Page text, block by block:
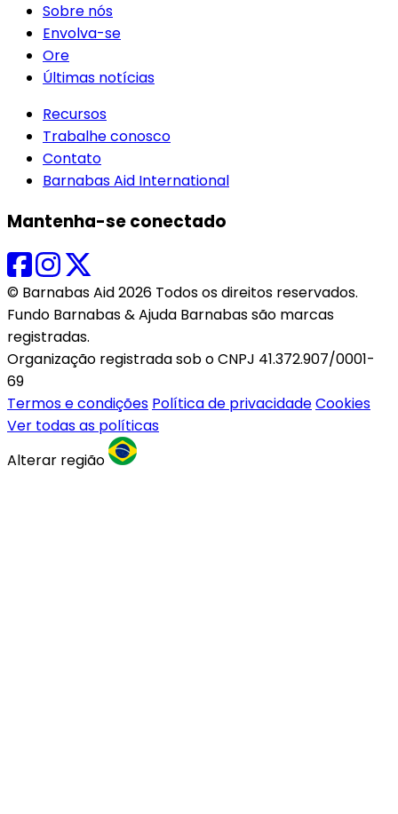
Sobre nós
Envolva-se
Ore
Últimas notícias
Recursos
Trabalhe conosco
Contato
Barnabas Aid International
Mantenha-se conectado
© Barnabas Aid 2026 Todos os direitos reservados.
Fundo Barnabas & Ajuda Barnabas são marcas
registradas.
Organização registrada sob o CNPJ 41.372.907/0001-
69
Termos e condições Política de privacidadeCookies
Ver todas as políticas
Alterar região